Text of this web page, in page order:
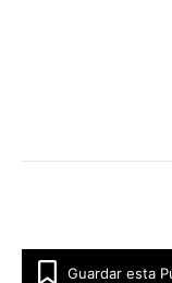
Guardar esta